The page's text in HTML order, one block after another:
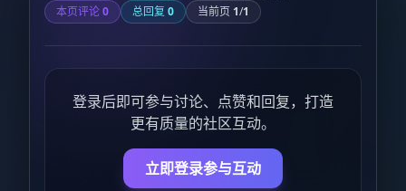
本页评论0 总回复 0 当前页 1/1
登录后即可参与讨论、点赞和回复，打造
更有质量的社区互动。
立即登录参与互动